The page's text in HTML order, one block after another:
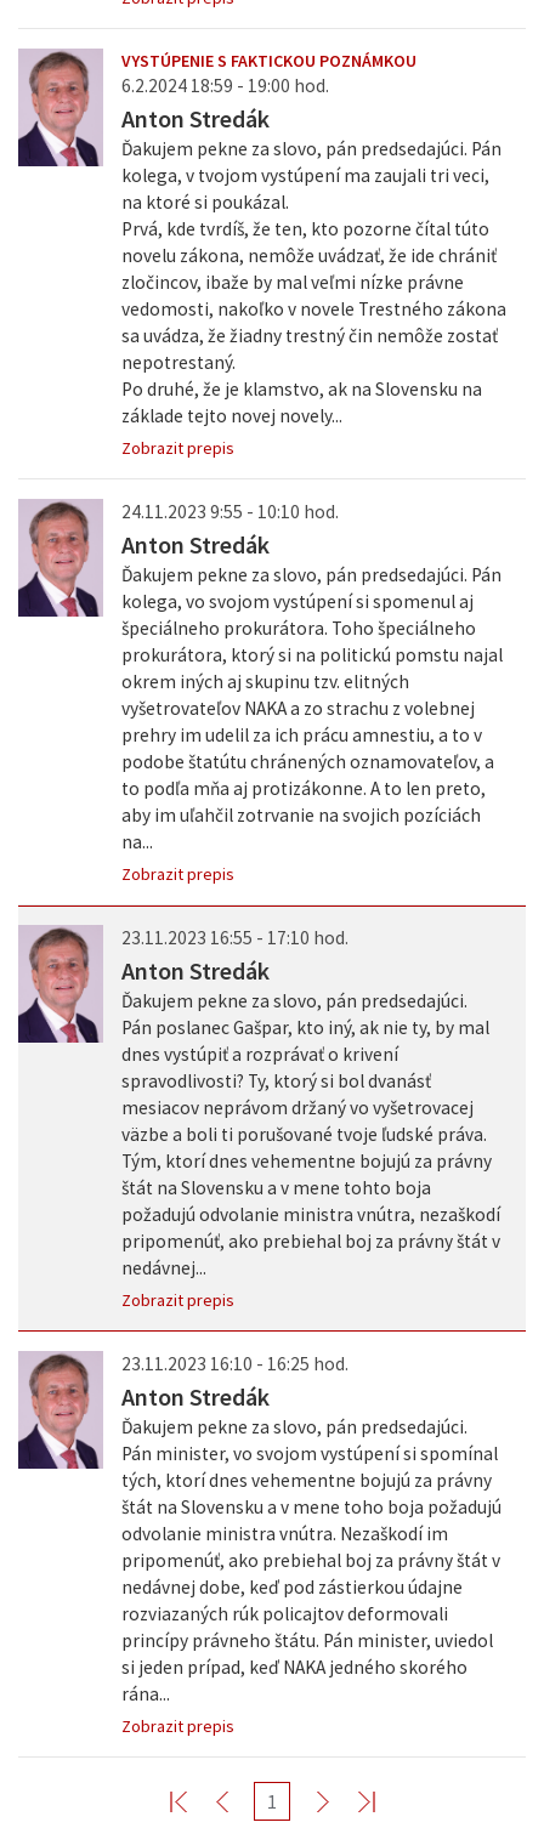
VYSTÚPENIE S FAKTICKOU POZNÁMKOU
6.2.2024 18:59 - 19:00 hod.
Anton Stredák
Ďakujem pekne za slovo, pán predsedajúci. Pán
kolega, v tvojom vystúpení ma zaujali tri veci,
na ktoré si poukázal.
Prvá, kde tvrdíš, že ten, kto pozorne čítal túto
novelu zákona, nemôže uvádzať, že ide chrániť
zločincov, ibaže by mal veľmi nízke právne
vedomosti, nakoľko v novele Trestného zákona
sa uvádza, že žiadny trestný čin nemôže zostať
nepotrestaný.
Po druhé, že je klamstvo, ak na Slovensku na
základe tejto novej novely...
Zobrazit prepis
24.11.2023 9:55 - 10:10 hod.
Anton Stredák
Ďakujem pekne za slovo, pán predsedajúci. Pán
kolega, vo svojom vystúpení si spomenul aj
špeciálneho prokurátora. Toho špeciálneho
prokurátora, ktorý si na politickú pomstu najal
okrem iných aj skupinu tzv. elitných
vyšetrovateľov NAKA a zo strachu z volebnej
prehry im udelil za ich prácu amnestiu, a to v
podobe štatútu chránených oznamovateľov, a
to podľa mňa aj protizákonne. A to len preto,
aby im uľahčil zotrvanie na svojich pozíciách
na...
Zobrazit prepis
23.11.2023 16:55 - 17:10 hod.
Anton Stredák
Ďakujem pekne za slovo, pán predsedajúci.
Pán poslanec Gašpar, kto iný, ak nie ty, by mal
dnes vystúpiť a rozprávať o krivení
spravodlivosti? Ty, ktorý si bol dvanásť
mesiacov neprávom držaný vo vyšetrovacej
väzbe a boli ti porušované tvoje ľudské práva.
Tým, ktorí dnes vehementne bojujú za právny
štát na Slovensku a v mene tohto boja
požadujú odvolanie ministra vnútra, nezaškodí
pripomenúť, ako prebiehal boj za právny štát v
nedávnej...
Zobrazit prepis
23.11.2023 16:10 - 16:25 hod.
Anton Stredák
Ďakujem pekne za slovo, pán predsedajúci.
Pán minister, vo svojom vystúpení si spomínal
tých, ktorí dnes vehementne bojujú za právny
štát na Slovensku a v mene toho boja požadujú
odvolanie ministra vnútra. Nezaškodí im
pripomenúť, ako prebiehal boj za právny štát v
nedávnej dobe, keď pod zástierkou údajne
rozviazaných rúk policajtov deformovali
princípy právneho štátu. Pán minister, uviedol
si jeden prípad, keď NAKA jedného skorého
rána...
Zobrazit prepis
1